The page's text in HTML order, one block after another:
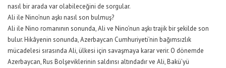
nasıl bir arada var olabileceğini de sorgular.
Ali ile Nino’nun aşkı nasıl son bulmuş?
Ali ile Nino romanının sonunda, Ali ve Nino’nun aşkı trajik bir şekilde son
bulur. Hikâyenin sonunda, Azerbaycan Cumhuriyeti’nin bağımsızlık
mücadelesi sırasında Ali, ülkesi için savaşmaya karar verir. O dönemde
Azerbaycan, Rus Bolşeviklerinin saldırısı altındadır ve Ali, Bakü’yü